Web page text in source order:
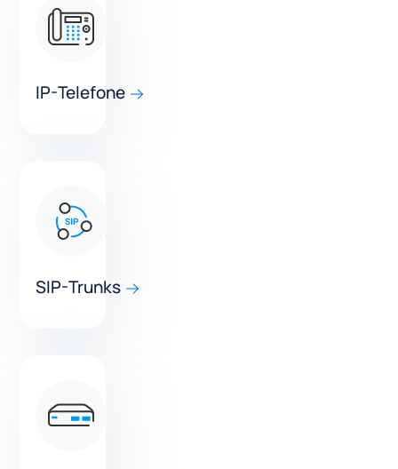
IP-Telefone
SIP-Trunks